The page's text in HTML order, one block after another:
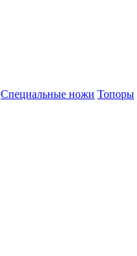
Специальные ножи Топоры